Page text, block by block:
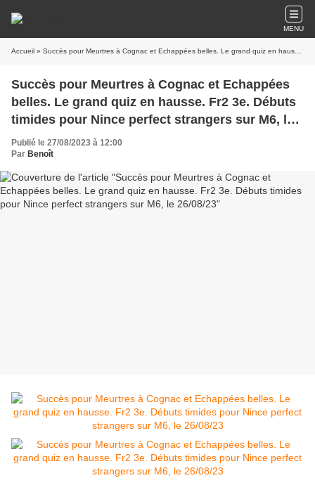
MENU
Accueil » Succès pour Meurtres à Cognac et Echappées belles. Le grand quiz en hausse. Fr2 3e. Débuts timides pour Nince perfect strangers sur M6, le 26/08/23
Succès pour Meurtres à Cognac et Echappées
belles. Le grand quiz en hausse. Fr2 3e. Débuts
timides pour Nince perfect strangers sur M6, le
26/08/23
Publié le 27/08/2023 à 12:00
Par Benoît